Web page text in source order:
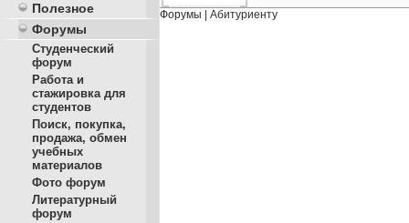
Полезное
Форумы
Студенческий
форум
Работа и
стажировка для
студентов
Поиск, покупка,
продажа, обмен
учебных
материалов
Фото форум
Литературный
форум
Форумы Абитуриенту